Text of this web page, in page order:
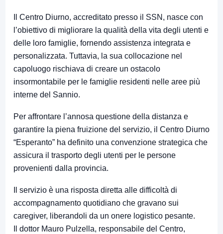
Il Centro Diurno, accreditato presso il SSN, nasce con
l’obiettivo di migliorare la qualità della vita degli utenti e
delle loro famiglie, fornendo assistenza integrata e
personalizzata. Tuttavia, la sua collocazione nel
capoluogo rischiava di creare un ostacolo
insormontabile per le famiglie residenti nelle aree più
interne del Sannio.
Per affrontare l’annosa questione della distanza e
garantire la piena fruizione del servizio, il Centro Diurno
“Esperanto” ha definito una convenzione strategica che
assicura il trasporto degli utenti per le persone
provenienti dalla provincia.
Il servizio è una risposta diretta alle difficoltà di
accompagnamento quotidiano che gravano sui
caregiver, liberandoli da un onere logistico pesante.
Il dottor Mauro Pulzella, responsabile del Centro,